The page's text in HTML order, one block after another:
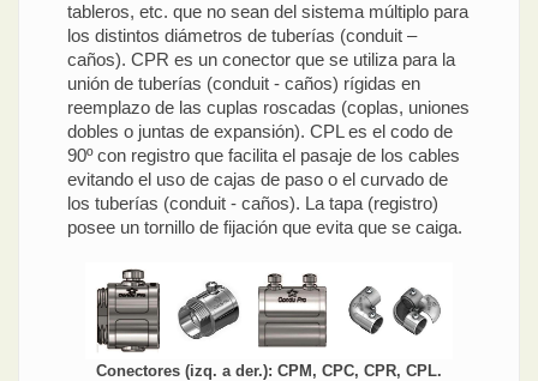
tableros, etc. que no sean del sistema múltiplo para
los distintos diámetros de tuberías (conduit –
caños). CPR es un conector que se utiliza para la
unión de tuberías (conduit - caños) rígidas en
reemplazo de las cuplas roscadas (coplas, uniones
dobles o juntas de expansión). CPL es el codo de
90º con registro que facilita el pasaje de los cables
evitando el uso de cajas de paso o el curvado de
los tuberías (conduit - caños). La tapa (registro)
posee un tornillo de fijación que evita que se caiga.
Conectores (izq. a der.): CPM, CPC, CPR, CPL.